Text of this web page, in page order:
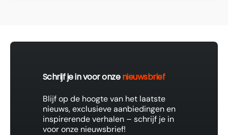
Schrijf je in voor onzenieuwsbrief
Blijf op de hoogte van het laatste
nieuws, exclusieve aanbiedingen en
inspirerende verhalen – schrijf je in
voor onze nieuwsbrief!